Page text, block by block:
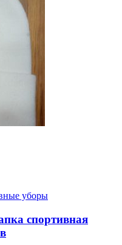
уборы
спортивная